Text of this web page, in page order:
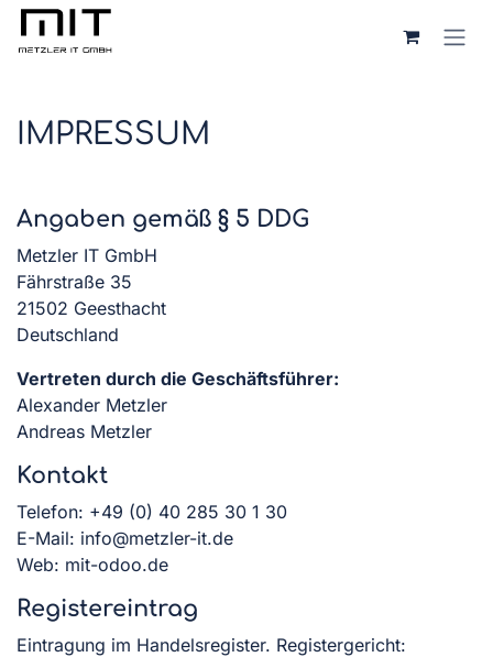
Zum Inhalt springen
IMPRESSUM
Angaben gemäß § 5 DDG
Metzler IT GmbH
Fährstraße 35
21502 Geesthacht
Deutschland
Vertreten durch die Geschäftsführer:
Alexander Metzler
Andreas Metzler
Kontakt
Telefon: +49 (0) 40 285 30 1 30
E-Mail: info@metzler-it.de
Web: mit-odoo.de
Registereintrag
Eintragung im Handelsregister. Registergericht: